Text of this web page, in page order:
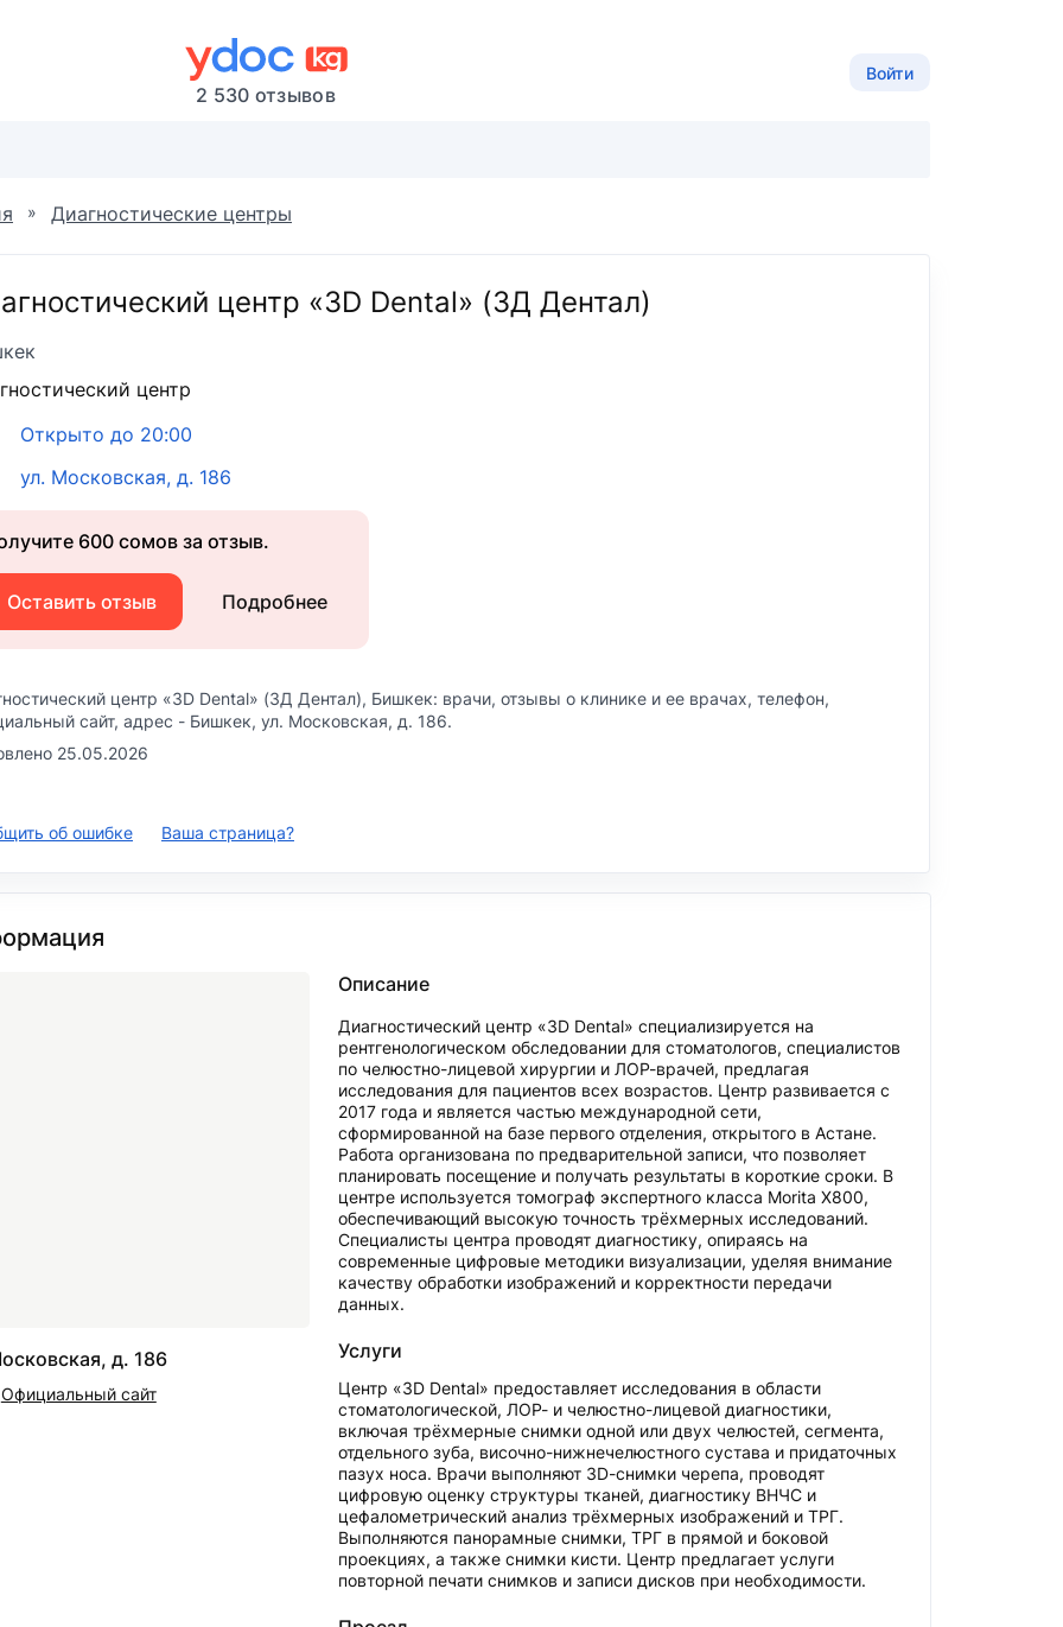
2 530 отзывов
Войти
» Диагностические центры
центр «3D Dental» (3Д Дентал)
центр
Открыто до 20:00
ул. Московская, д. 186
600 сомов за отзыв.
Оставить отзыв Подробнее
центр «3D Dental» (3Д Дентал), Бишкек: врачи, отзывы о клинике и ее врачах, телефон,
сайт, адрес - Бишкек, ул. Московская, д. 186.
25.05.2026
об ошибке Ваша страница?
д. 186
Официальный сайт
Описание
Диагностический центр «3D Dental» специализируется на
рентгенологическом обследовании для стоматологов, специалистов
по челюстно-лицевой хирургии и ЛОР-врачей, предлагая
исследования для пациентов всех возрастов. Центр развивается с
2017 года и является частью международной сети,
сформированной на базе первого отделения, открытого в Астане.
Работа организована по предварительной записи, что позволяет
планировать посещение и получать результаты в короткие сроки. В
центре используется томограф экспертного класса Morita X800,
обеспечивающий высокую точность трёхмерных исследований.
Специалисты центра проводят диагностику, опираясь на
современные цифровые методики визуализации, уделяя внимание
качеству обработки изображений и корректности передачи
данных.
Услуги
Центр «3D Dental» предоставляет исследования в области
стоматологической, ЛОР- и челюстно-лицевой диагностики,
включая трёхмерные снимки одной или двух челюстей, сегмента,
отдельного зуба, височно-нижнечелюстного сустава и придаточных
пазух носа. Врачи выполняют 3D-снимки черепа, проводят
цифровую оценку структуры тканей, диагностику ВНЧС и
цефалометрический анализ трёхмерных изображений и ТРГ.
Выполняются панорамные снимки, ТРГ в прямой и боковой
проекциях, а также снимки кисти. Центр предлагает услуги
повторной печати снимков и записи дисков при необходимости.